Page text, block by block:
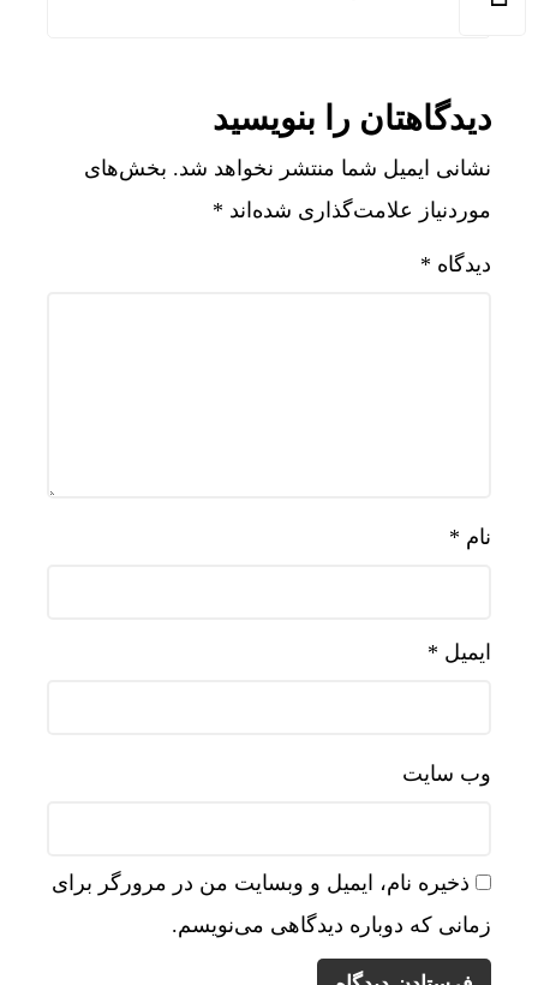
دیدگاهتان را بنویسید
نشانی ایمیل شما منتشر نخواهد شد. بخش‌های
موردنیاز علامت‌گذاری شده‌اند *
دیدگاه *
نام *
ایمیل *
وب‌ سایت
ذخیره نام، ایمیل و وبسایت من در مرورگر برای
زمانی که دوباره دیدگاهی می‌نویسم.